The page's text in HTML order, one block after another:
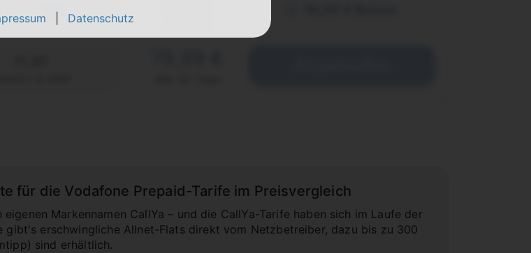
5G
300 Mbit/s
für die Vodafone Prepaid-Tarife im Preisvergleich
Markennamen CallYa – und die CallYa-Tarife haben sich im Laufe der
erschwingliche Allnet-Flats direkt vom Netzbetreiber, dazu bis zu 300
sind erhältlich.
Datenschutz